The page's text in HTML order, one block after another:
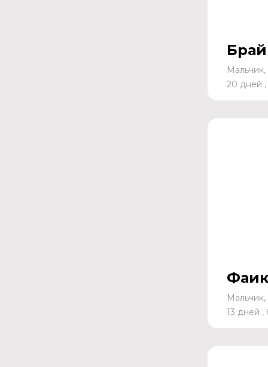
20 дней
Фаик
Мальчик,
13 дней ,